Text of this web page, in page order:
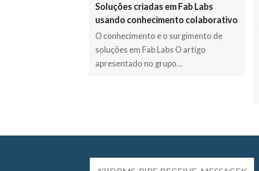
Soluções criadas em Fab Labs
usando conhecimento colaborativo
O conhecimento e o surgimento de
soluções em Fab Labs O artigo
apresentado no grupo…